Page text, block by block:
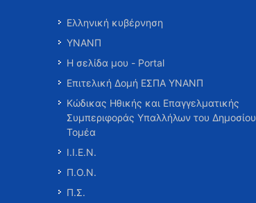
Ελληνική κυβέρνηση
ΥΝΑΝΠ
Η σελίδα μου - Portal
Επιτελική Δομή ΕΣΠΑ ΥΝΑΝΠ
Κώδικας Ηθικής και Επαγγελματικής
Συμπεριφοράς Υπαλλήλων του Δημοσίου
Τομέα
Ι.Ι.Ε.Ν.
Π.Ο.Ν.
Π.Σ.